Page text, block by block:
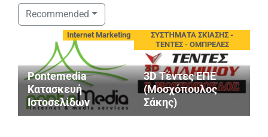
Recommended
Internet Marketing
Pontemedia
Κατασκευή
Ιστοσελίδων
ΣΥΣΤΉΜΑΤΑ ΣΚΊΑΣΗΣ -
ΤΕΝΤΕΣ - ΟΜΠΡΕΛΕΣ
3D Τέντες ΕΠΕ
(Μοσχόπουλος
Σάκης)